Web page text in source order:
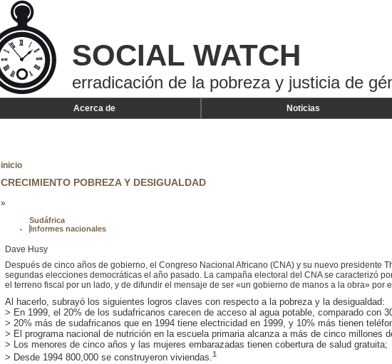
SOCIAL WATCH
erradicación de la pobreza y justicia de
Acerca de Noticias
inicio
CRECIMIENTO POBREZA Y DESIGUALDAD
»
Sudáfrica
Informes nacionales
Dave Husy
Después de cinco años de gobierno, el Congreso Nacional Africano (CNA) y su nuevo presidente
segundas elecciones democráticas el año pasado. La campaña electoral del CNA se caracterizó
el terreno fiscal por un lado, y de difundir el mensaje de ser «un gobierno de manos a la obra» por
Al hacerlo, subrayó los siguientes logros claves con respecto a la pobreza y la desigualdad:
> En 1999, el 20% de los sudafricanos carecen de acceso al agua potable, comparado con
> 20% más de sudafricanos que en 1994 tiene electricidad en 1999, y 10% más tienen
> El programa nacional de nutrición en la escuela primaria alcanza a más de cinco millones
> Los menores de cinco años y las mujeres embarazadas tienen cobertura de salud gratuita;
> Desde 1994 800,000 se construyeron viviendas.1